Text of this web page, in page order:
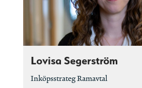
Lovisa Segerström
Inköpsstrateg Ramavtal